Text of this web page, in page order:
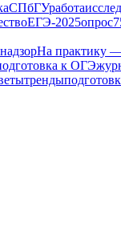
СПбГУработа
ЕГЭ-2025опрос
На практику
к ОГЭ
тренды